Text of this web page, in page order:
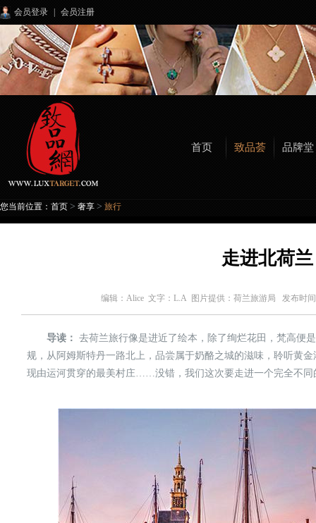
会员登录 会员注册
首页 致品荟 品牌堂
您当前位置： 首页 > 奢享 > 旅行
走进北荷兰
编辑： Alice 文字：L.A 图片提供：荷兰旅游局 发布时
导读： 去荷兰旅行像是进近了绘本，除了绚烂花田，梵高便
规，从阿姆斯特丹一路北上，品尝属于奶酪之城的滋味，聆听黄
现由运河贯穿的最美村庄……没错，我们这次要走进一个完全不同